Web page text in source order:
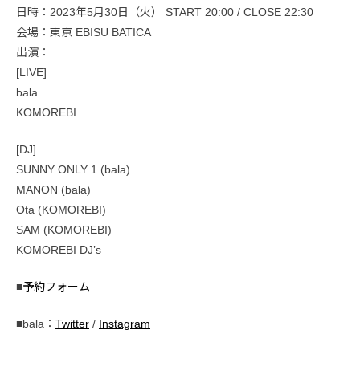
日時：2023年5月30日（火） START 20:00 / CLOSE 22:30
会場：東京 EBISU BATICA
出演：
[LIVE]
bala
KOMOREBI
[DJ]
SUNNY ONLY 1 (bala)
MANON (bala)
Ota (KOMOREBI)
SAM (KOMOREBI)
KOMOREBI DJ’s
■予約フォーム
■bala： Twitter / Instagram